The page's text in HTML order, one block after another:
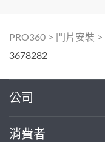
PRO360 > 門片安裝 >
3678282
公司
消費者